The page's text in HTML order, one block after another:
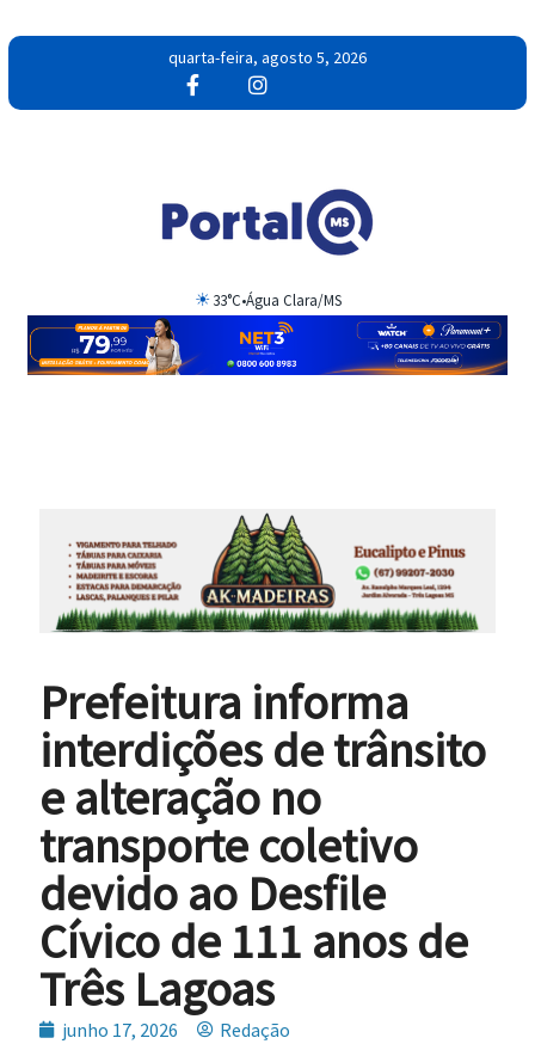
quarta-feira, agosto 5, 2026
☀33°C•Água Clara/MS
Prefeitura informa
interdições de trânsito
e alteração no
transporte coletivo
devido ao Desfile
Cívico de 111 anos de
Três Lagoas
junho 17, 2026 Redação